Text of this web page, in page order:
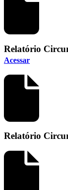
Relatório
Acessar
Relatório